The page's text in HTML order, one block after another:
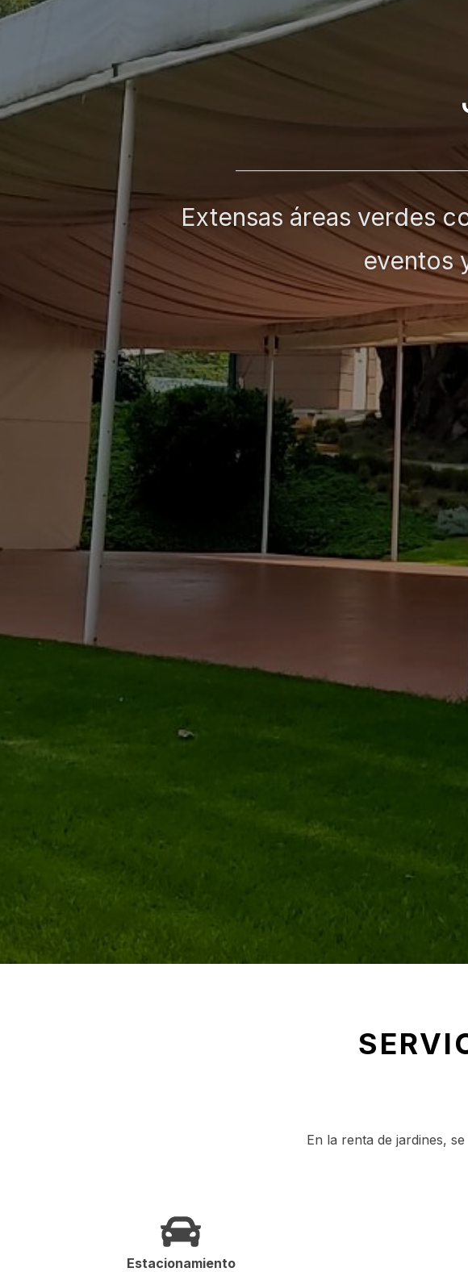
Extensas áreas verdes
eventos
En la renta de jardines,
Estacionamiento